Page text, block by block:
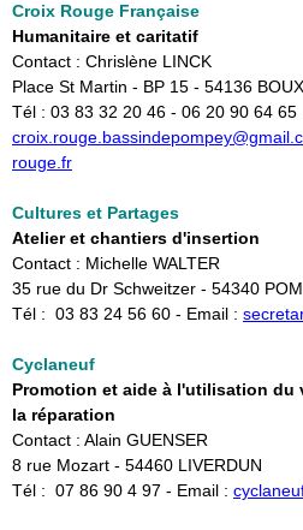
Croix Rouge Française
Humanitaire et caritatif
Contact : Chrislène LINCK
Place St Martin - BP 15 - 54136
Tél : 03 83 32 20 46 - 06 20 90 64
rouge.fr
Cultures et Partages
Atelier et chantiers d'insertion
Contact : Michelle WALTER
35 rue du Dr Schweitzer - 54340
Tél : 03 83 24 56 60 - Email :
Cyclaneuf
Promotion et aide à l'utilisation du
la réparation
Contact : Alain GUENSER
8 rue Mozart - 54460 LIVERDUN
Tél : 07 86 90 4 97 - Email :